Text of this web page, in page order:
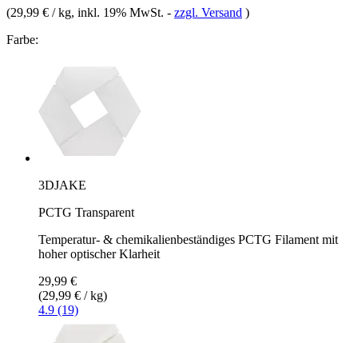
(29,99 € / kg, inkl. 19% MwSt. - zzgl. Versand )
Farbe:
3DJAKE
PCTG Transparent
Temperatur- & chemikalienbeständiges PCTG Filament mit
hoher optischer Klarheit
29,99 €
(29,99 € / kg)
4.9 (19)